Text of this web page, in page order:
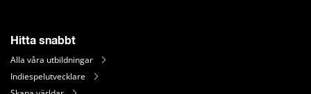
Hitta snabbt
Alla våra utbildningar
Indiespelutvecklare